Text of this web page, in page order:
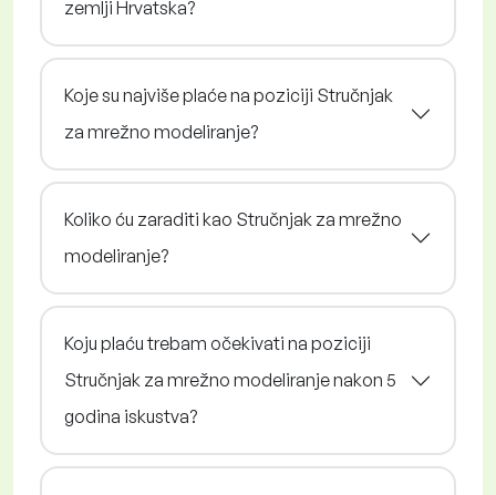
zemlji Hrvatska?
Koje su najviše plaće na poziciji Stručnjak
za mrežno modeliranje?
Koliko ću zaraditi kao Stručnjak za mrežno
modeliranje?
Koju plaću trebam očekivati na poziciji
Stručnjak za mrežno modeliranje nakon 5
godina iskustva?